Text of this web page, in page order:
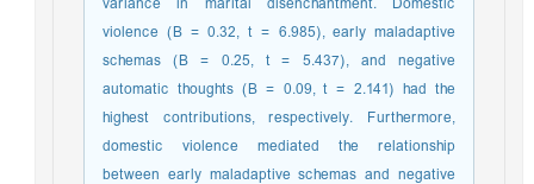
violence (B = 0.32, t = 6.985), early maladaptive
schemas (B = 0.25, t = 5.437), and negative
automatic thoughts (B = 0.09, t = 2.141) had the
highest contributions, respectively. Furthermore,
domestic violence mediated the relationship
between early maladaptive schemas and negative